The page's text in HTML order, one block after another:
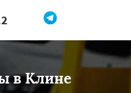
мне
в Клине